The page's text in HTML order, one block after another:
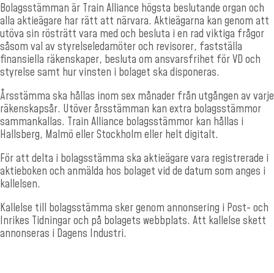
Bolagsstämman är Train Alliance högsta beslutande organ och
alla aktieägare har rätt att närvara. Aktieägarna kan genom att
utöva sin rösträtt vara med och besluta i en rad viktiga frågor
såsom val av styrelseledamöter och revisorer, fastställa
finansiella räkenskaper, besluta om ansvarsfrihet för VD och
styrelse samt hur vinsten i bolaget ska disponeras.
Årsstämma ska hållas inom sex månader från utgången av varje
räkenskapsår. Utöver årsstämman kan extra bolagsstämmor
sammankallas. Train Alliance bolagsstämmor kan hållas i
Hallsberg, Malmö eller Stockholm eller helt digitalt.
För att delta i bolagsstämma ska aktieägare vara registrerade i
aktieboken och anmälda hos bolaget vid de datum som anges i
kallelsen.
Kallelse till bolagsstämma sker genom annonsering i Post- och
Inrikes Tidningar och på bolagets webbplats. Att kallelse skett
annonseras i Dagens Industri.